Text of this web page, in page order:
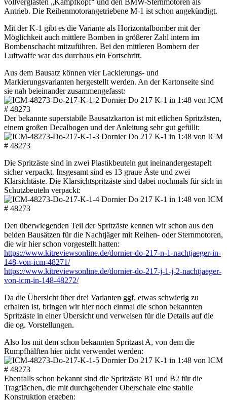
vollverglasten „Kampfkopf“ und den BMW-Sternmotoren als
Antrieb. Die Reihenmotorangetriebene M-1 ist schon angekündigt.
Mit der K-1 gibt es die Variante als Horizontalbomber mit der
Möglichkeit auch mittlere Bomben in größerer Zahl intern im
Bombenschacht mitzuführen. Bei den mittleren Bombern der
Luftwaffe war das durchaus ein Fortschritt.
Aus dem Bausatz können vier Lackierungs- und
Markierungsvarianten hergestellt werden. An der Kartonseite sind
sie nah beieinander zusammengefasst:
Der bekannte superstabile Bausatzkarton ist mit etlichen Spritzästen,
einem großen Decalbogen und der Anleitung sehr gut gefüllt:
Die Spritzäste sind in zwei Plastikbeuteln gut ineinandergestapelt
sicher verpackt. Insgesamt sind es 13 graue Äste und zwei
Klarsichtäste. Die Klarsichtspritzäste sind dabei nochmals für sich in
Schutzbeuteln verpackt:
Den überwiegenden Teil der Spritzäste kennen wir schon aus den
beiden Bausätzen für die Nachtjäger mit Reihen- oder Sternmotoren,
die wir hier schon vorgestellt hatten:
https://www.kitreviewsonline.de/dornier-do-217-n-1-nachtjaeger-in-
148-von-icm-48271/
https://www.kitreviewsonline.de/dornier-do-217-j-1-j-2-nachtjaeger-
von-icm-in-148-48272/
Da die Übersicht über drei Varianten ggf. etwas schwierig zu
erhalten ist, bringen wir hier noch einmal die schon bekannten
Spritzäste in einer Übersicht und verweisen für die Details auf die
die og. Vorstellungen.
Also los mit dem schon bekannten Spritzast A, von dem die
Rumpfhälften hier nicht verwendet werden:
Ebenfalls schon bekannt sind die Spritzäste B1 und B2 für die
Tragflächen, die mit durchgehender Oberschale eine stabile
Konstruktion ergeben: